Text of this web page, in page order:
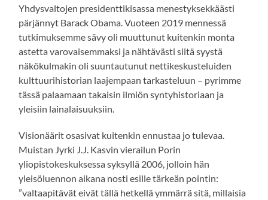
Yhdysvaltojen presidenttikisassa menestyksekkäästi
pärjännyt Barack Obama. Vuoteen 2019 mennessä
tutkimuksemme sävy oli muuttunut kuitenkin monta
astetta varovaisemmaksi ja nähtävästi siitä syystä
näkökulmakin oli suuntautunut nettikeskusteluiden
kulttuurihistorian laajempaan tarkasteluun – pyrimme
tässä palaamaan takaisin ilmiön syntyhistoriaan ja
yleisiin lainalaisuuksiin.
Visionäärit osasivat kuitenkin ennustaa jo tulevaa.
Muistan Jyrki J.J. Kasvin vierailun Porin
yliopistokeskuksessa syksyllä 2006, jolloin hän
yleisöluennon aikana nosti esille tärkeän pointin:
”valtaapitävät eivät tällä hetkellä ymmärrä sitä, millaisia